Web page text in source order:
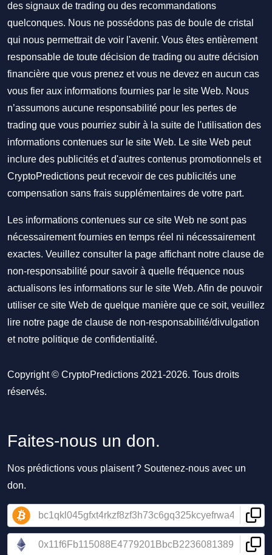
des signaux de trading ou des recommandations
quelconques. Nous ne possédons pas de boule de cristal
qui nous permettrait de voir l'avenir. Vous êtes entièrement
responsable de toute décision de trading ou autre décision
financière que vous prenez et vous ne devez en aucun cas
vous fier aux informations fournies par le site Web. Nous
n’assumons aucune responsabilité pour les pertes de
trading que vous pourriez subir à la suite de l'utilisation des
informations contenues sur le site Web. Le site Web peut
inclure des publicités et d'autres contenus promotionnels et
CryptoPredictions peut recevoir de ces publicités une
compensation sans frais supplémentaires de votre part.
Les informations contenues sur ce site Web ne sont pas
nécessairement fournies en temps réel ni nécessairement
exactes. Veuillez consulter la page affichant notre clause de
non-responsabilité pour savoir à quelle fréquence nous
actualisons les informations sur le site Web. Afin de pouvoir
utiliser ce site Web de quelque manière que ce soit, veuillez
lire notre page de clause de non-responsabilité/divulgation
et notre politique de confidentialité.
Copyright © CryptoPredictions 2021-2026. Tous droits
réservés.
Faites-nous un don.
Nos prédictions vous plaisent ? Soutenez-nous avec un
don.